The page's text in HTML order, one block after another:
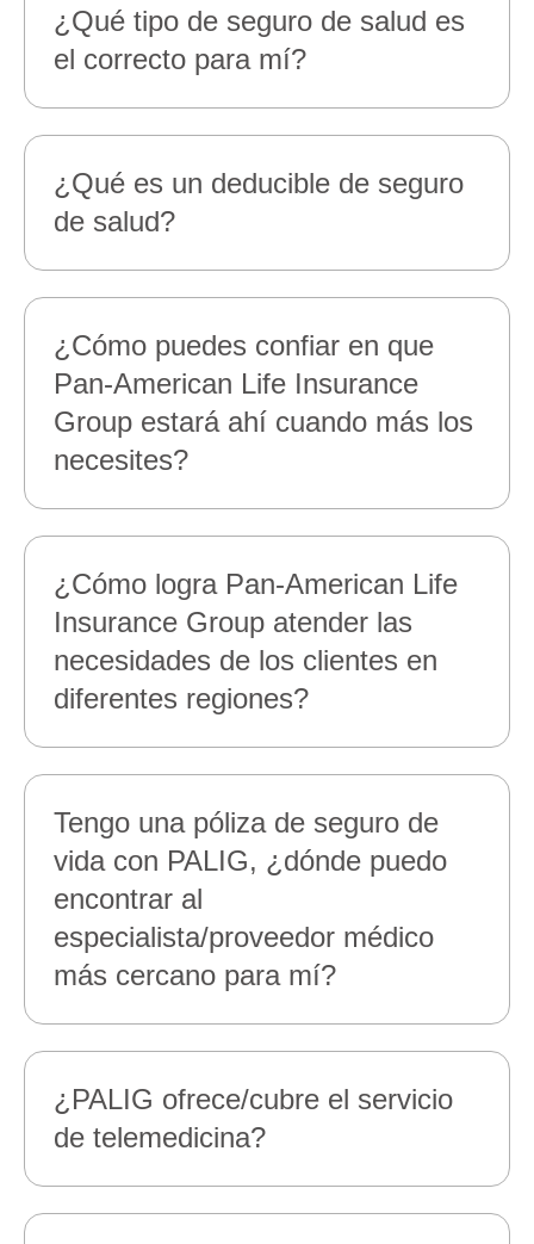
¿Qué tipo de seguro de salud es
el correcto para mí?
¿Qué es un deducible de seguro
de salud?
¿Cómo puedes confiar en que
Pan‑American Life Insurance
Group estará ahí cuando más los
necesites?
¿Cómo logra Pan‑American Life
Insurance Group atender las
necesidades de los clientes en
diferentes regiones?
Tengo una póliza de seguro de
vida con PALIG, ¿dónde puedo
encontrar al
especialista/proveedor médico
más cercano para mí?
¿PALIG ofrece/cubre el servicio
de telemedicina?